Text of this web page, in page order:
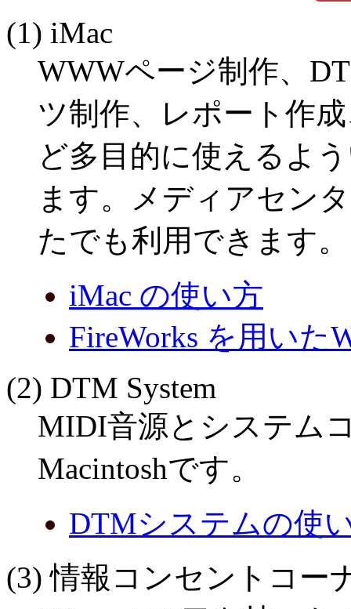
(1) iMac
WWWページ制作、
ツ制作、レポート作
ど多目的に使えるよ
ます。メディアセン
たでも利用できます。
iMac の使い方
FireWorks を用いた
(2) DTM System
MIDI音源とシステム
Macintoshです。
DTMシステムの使
(3) 情報コンセントコー